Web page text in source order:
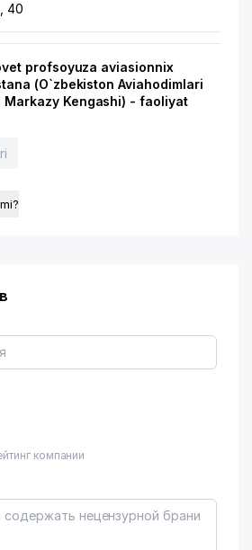
40
profsoyuza aviasionnix
(O`zbekiston Aviahodimlari
Markazy Kengashi) - faoliyat
компании